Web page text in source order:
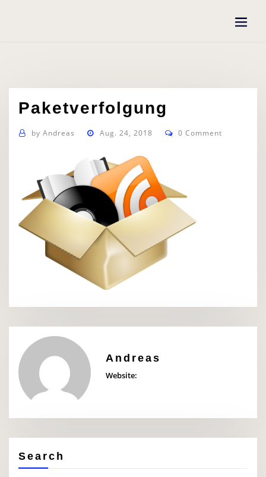
Paketverfolgung
by Andreas Aug. 24, 2018 0 Comment
Andreas
Website:
Search